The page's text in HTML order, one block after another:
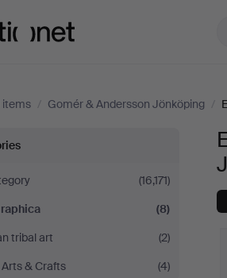
items / Gomér & Andersson Jönköping /
(16,171)
(8)
tribal art
(2)
& Crafts
(4)